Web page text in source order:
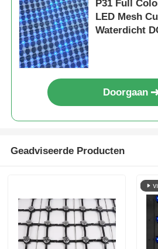
P31 Full
LED Mesh
Waterdicht
Doorgaan
Geadviseerde Producten